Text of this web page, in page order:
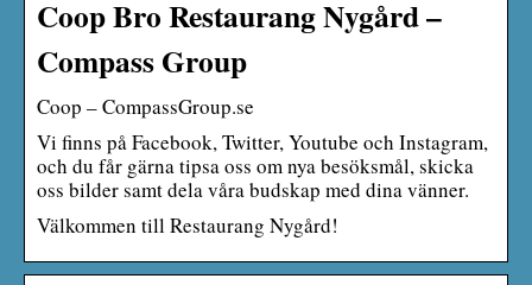
Coop Bro Restaurang Nygård –
Compass Group
Coop – CompassGroup.se
Vi finns på Facebook, Twitter, Youtube och Instagram,
och du får gärna tipsa oss om nya besöksmål, skicka
oss bilder samt dela våra budskap med dina vänner.
Välkommen till Restaurang Nygård!